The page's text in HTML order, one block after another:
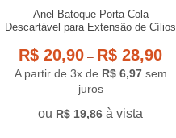
Anel Batoque Porta Cola
Descartável para Extensão de Cílios
R$ 20,90 – R$ 28,90
A partir de 3x de R$6,97 sem
juros
ou R$ 19,86 à vista